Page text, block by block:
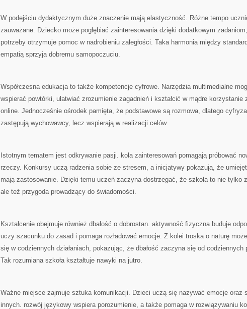
W podejściu dydaktycznym duże znaczenie mają elastyczność. Różne tempo
zauważane. Dziecko może pogłębiać zainteresowania dzięki dodatkowym
potrzeby otrzymuje pomoc w nadrobieniu zaległości. Taka harmonia między
empatią sprzyja dobremu samopoczuciu.
Współczesna edukacja to także kompetencje cyfrowe. Narzędzia multimedialne
wspierać powtórki, ułatwiać zrozumienie zagadnień i kształcić w mądre korzystanie
online. Jednocześnie ośrodek pamięta, że podstawowe są rozmowa, dlatego
zastępują wychowawcy, lecz wspierają w realizacji celów.
Istotnym tematem jest odkrywanie pasji. koła zainteresowań pomagają próbować
rzeczy. Konkursy uczą radzenia sobie ze stresem, a inicjatywy pokazują, że
mają zastosowanie. Dzięki temu uczeń zaczyna dostrzegać, że szkoła to nie tylko
ale też przygoda prowadzący do świadomości.
Kształcenie obejmuje również dbałość o dobrostan. aktywność fizyczna buduje
uczy szacunku do zasad i pomaga rozładować emocje. Z kolei troska o naturę
się w codziennych działaniach, pokazując, że dbałość zaczyna się od codziennych
Tak rozumiana szkoła kształtuje nawyki na jutro.
Ważne miejsce zajmuje sztuka komunikacji. Dzieci uczą się nazywać emocje oraz
innych. rozwój językowy wspiera porozumienie, a także pomaga w rozwiązywaniu